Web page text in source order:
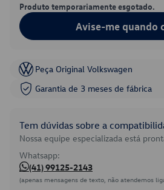
Produto temporariamente esgotado.
Avise-me quando
Peça Original Volkswagen
Garantia de 3 meses de fábrica
Tem dúvidas sobre a
Nossa equipe especializada está
Whatsapp:
(41) 99125-2143
(apenas mensagens de texto, não atendemos